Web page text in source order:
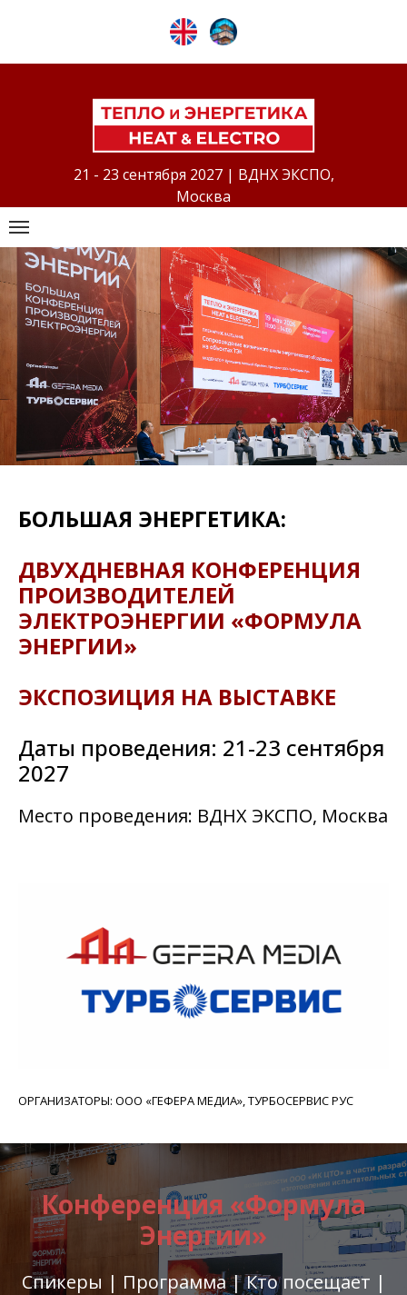
21 - 23 сентября 2027 | ВДНХ ЭКСПО,
Москва
БОЛЬШАЯ ЭНЕРГЕТИКА:
ДВУХДНЕВНАЯ КОНФЕРЕНЦИЯ
ПРОИЗВОДИТЕЛЕЙ
ЭЛЕКТРОЭНЕРГИИ «ФОРМУЛА
ЭНЕРГИИ»
ЭКСПОЗИЦИЯ НА ВЫСТАВКЕ
Даты проведения: 21-23 сентября
2027
Место проведения: ВДНХ ЭКСПО, Москва
ОРГАНИЗАТОРЫ: ООО «ГЕФЕРА МЕДИА», ТУРБОСЕРВИС РУС
Конференция «Формула
Энергии»
Спикеры | Программа | Кто посещает |